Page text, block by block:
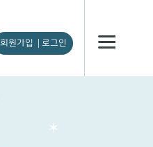
회원가입 로그인